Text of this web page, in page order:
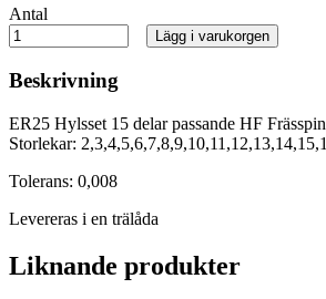
Antal
Lägg i varukorgen
Beskrivning
ER25 Hylsset 15 delar passande HF
Storlekar:
Tolerans: 0,008
Levereras i en trälåda
Liknande produkter